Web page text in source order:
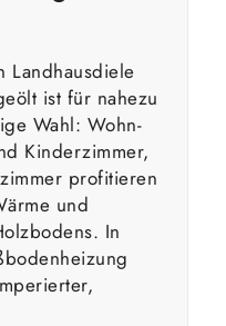
Landhausdiele
ist für nahezu
Wahl: Wohn-
Kinderzimmer,
profitieren
und
In